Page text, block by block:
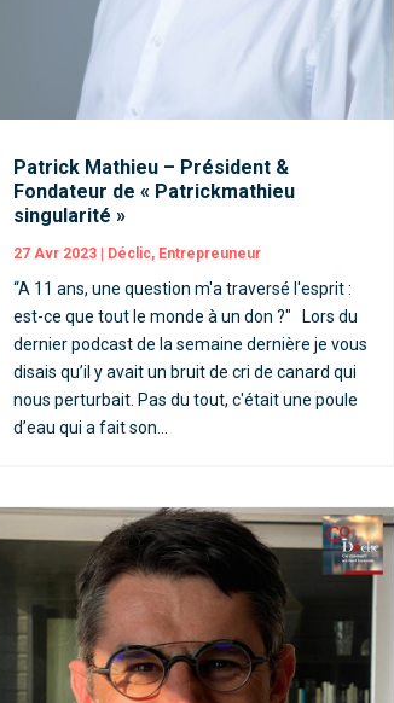
Patrick Mathieu – Président &
Fondateur de « Patrickmathieu
singularité »
27 Avr 2023 | Déclic, Entrepreuneur
“A 11 ans, une question m'a traversé l'esprit :
est-ce que tout le monde à un don ?" Lors du
dernier podcast de la semaine dernière je vous
disais qu’il y avait un bruit de cri de canard qui
nous perturbait. Pas du tout, c'était une poule
d’eau qui a fait son...